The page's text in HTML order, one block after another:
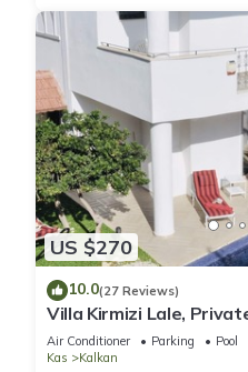
US $270
10.0(27 Reviews)
Villa Kirmizi Lale,
Close to Town - No
Air Conditioner Parking
Pool
Kas
Kalkan